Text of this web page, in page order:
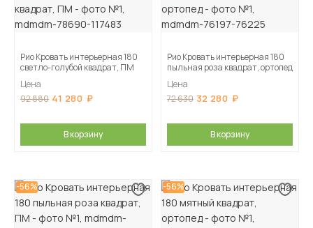
Рио Кровать интерьерная 180
светло-голубой квадрат, ПМ
Цена
92 880 41 280
В корзину
Рио Кровать интерьерная 180
пыльная роза квадрат, ортопед
Цена
72 630 32 280
В корзину
-56% -56%